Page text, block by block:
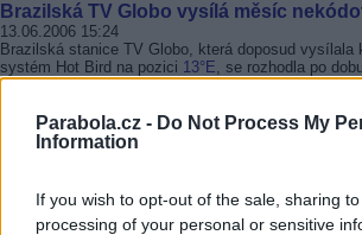
Parabola.cz - Do Not Process My
Information
If you wish to opt-out of the sale, sharing
processing of your personal or sensitive
Brazilská TV Globo vysílá měsíc
13.06.2006 15:24
Brazilská stanice TV Globo, která doposud vysílala
systém Hot Bird na pozici 13°E, se rozhodla po
fotbale nekódovat satelitní signál.
Kanál Gulli opět zakódován systémem
stanice na satelitu Hot Bird systémem Viaccess.
abonenti